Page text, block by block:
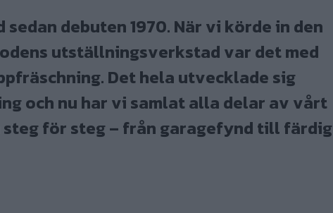
debuten 1970. När vi körde in den
utställningsverkstad var det med
Det hela utvecklade sig
och nu har vi samlat alla delar av vårt
för steg – från garagefynd till färdig